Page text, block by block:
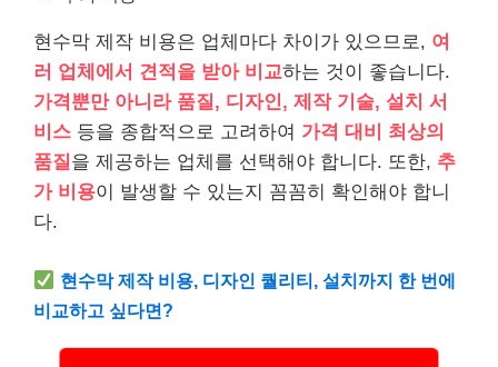
현수막 제작 비용은 업체마다 차이가 있으므로, 여
러 업체에서 견적을 받아 비교하는 것이 좋습니다.
가격뿐만 아니라 품질, 디자인, 제작 기술, 설치 서
비스 등을 종합적으로 고려하여 가격 대비 최상의
품질을 제공하는 업체를 선택해야 합니다. 또한, 추
가 비용이 발생할 수 있는지 꼼꼼히 확인해야 합니
다.
현수막 제작 비용, 디자인 퀄리티, 설치까지 한 번에
비교하고 싶다면?